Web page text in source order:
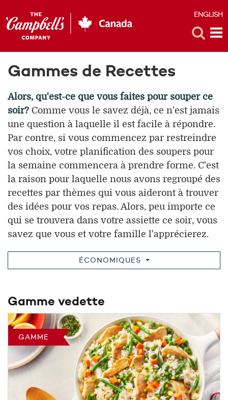
ENGLISH
Gammes de Recettes
Alors, qu'est-ce que vous faites pour souper ce
soir? Comme vous le savez déjà, ce n'est jamais
une question à laquelle il est facile à répondre.
Par contre, si vous commencez par restreindre
vos choix, votre planification des soupers pour
la semaine commencera à prendre forme. C'est
la raison pour laquelle nous avons regroupé des
recettes par thèmes qui vous aideront à trouver
des idées pour vos repas. Alors, peu importe ce
qui se trouvera dans votre assiette ce soir, vous
savez que vous et votre famille l'apprécierez.
ÉCONOMIQUES
Gamme vedette
GAMME